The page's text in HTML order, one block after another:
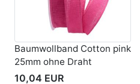
Baumwollband Cotton pink
25mm ohne Draht
10,04 EUR